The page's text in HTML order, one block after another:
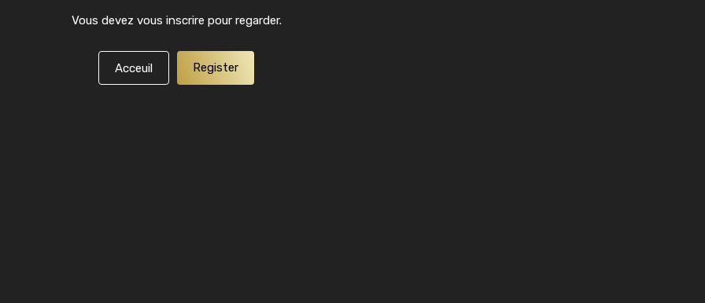
Vous devez vous inscrire pour regarder.
Acceuil Register